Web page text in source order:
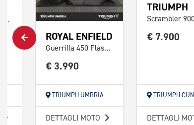
Bonneville 900 T100 Black
ROYAL ENFIELD
Guerrilla 450 Flash Abs
€ 3.990
TRIUMPH UMBRIA
DETTAGLI MOTO
TRIUMPH
€ 7.900
TRIUMPH
DETTAGLI